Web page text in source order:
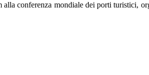
conferenza mondiale dei porti turistici,